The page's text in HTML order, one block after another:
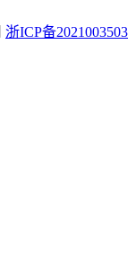
浙ICP备2021003503